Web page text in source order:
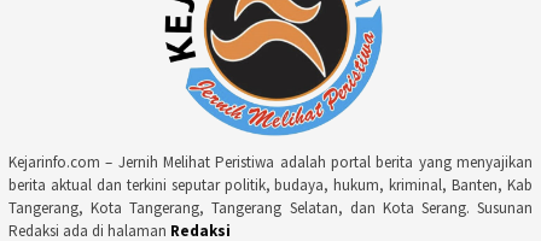
Kejarinfo.com – Jernih Melihat Peristiwa adalah portal berita yang menyajikan
berita aktual dan terkini seputar politik, budaya, hukum, kriminal, Banten, Kab
Tangerang, Kota Tangerang, Tangerang Selatan, dan Kota Serang. Susunan
Redaksi ada di halaman Redaksi